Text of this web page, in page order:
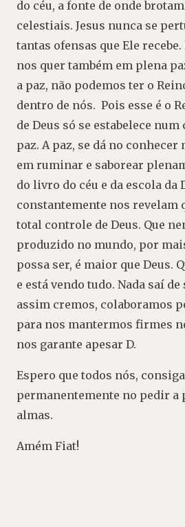
do céu, a fonte de onde
celestiais. Jesus nunca se
tantas ofensas que Ele recebe.
nos quer também em plena
a paz, não podemos ter o
dentro de nós. Pois esse é o
de Deus só se estabelece
paz. A paz, se dá no conhecer
em ruminar e saborear
do livro do céu e da escola da
constantemente nos revelam
total controle de Deus. Que
produzido no mundo, por
possa ser, é maior que Deus.
e está vendo tudo. Nada saí
assim cremos, colaboramos
para nos mantermos firmes
nos garante apesar D.
Espero que todos nós,
permanentemente no pedir a
almas.
Amém Fiat!